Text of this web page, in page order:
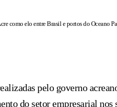
como elo entre Brasil e portos do
pelo governo
do setor empresarial